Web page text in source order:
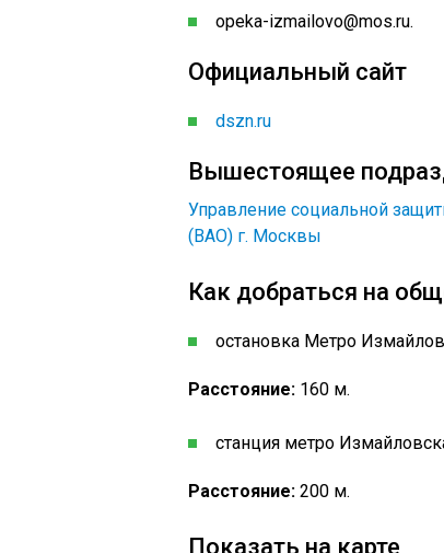
opeka-izmailovo@mos.ru.
Официальный сайт
dszn.ru
Вышестоящее
Управление социальной
(ВАО) г. Москвы
Как добраться на
остановка Метро
Расстояние: 160 м.
станция метро
Расстояние: 200 м.
Показать на карте